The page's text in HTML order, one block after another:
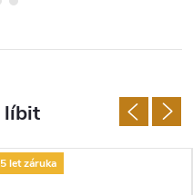
5 let záruka